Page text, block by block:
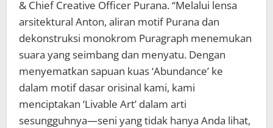
& Chief Creative Officer Purana. “Melalui lensa
arsitektural Anton, aliran motif Purana dan
dekonstruksi monokrom Puragraph menemukan
suara yang seimbang dan menyatu. Dengan
menyematkan sapuan kuas ‘Abundance’ ke
dalam motif dasar orisinal kami, kami
menciptakan ‘Livable Art’ dalam arti
sesungguhnya—seni yang tidak hanya Anda lihat,